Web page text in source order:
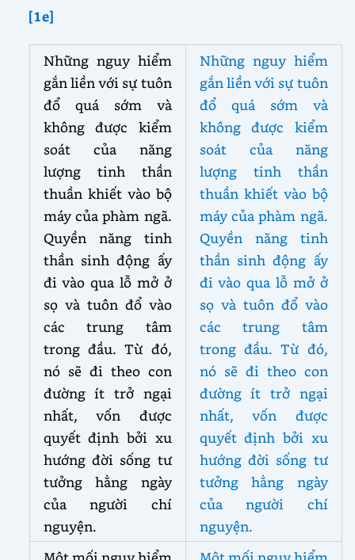
[1e]
Những nguy hiểm
gắn liền với sự tuôn
đổ quá sớm và
không được kiểm
soát của năng
lượng tinh thần
thuần khiết vào bộ
máy của phàm ngã.
Quyền năng tinh
thần sinh động ấy
đi vào qua lỗ mở ở
sọ và tuôn đổ vào
các trung tâm
trong đầu. Từ đó,
nó sẽ đi theo con
đường ít trở ngại
nhất, vốn được
quyết định bởi xu
hướng đời sống tư
tưởng hằng ngày
của người chí
nguyện.
Những nguy hiểm
gắn liền với sự tuôn
đổ quá sớm và
không được kiểm
soát của năng
lượng tinh thần
thuần khiết vào bộ
máy của phàm ngã.
Quyền năng tinh
thần sinh động ấy
đi vào qua lỗ mở ở
sọ và tuôn đổ vào
các trung tâm
trong đầu. Từ đó,
nó sẽ đi theo con
đường ít trở ngại
nhất, vốn được
quyết định bởi xu
hướng đời sống tư
tưởng hằng ngày
của người chí
nguyện.